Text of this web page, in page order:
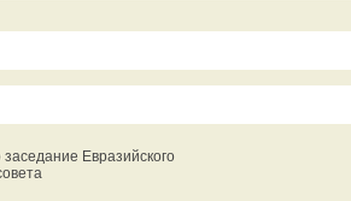
Евразийского